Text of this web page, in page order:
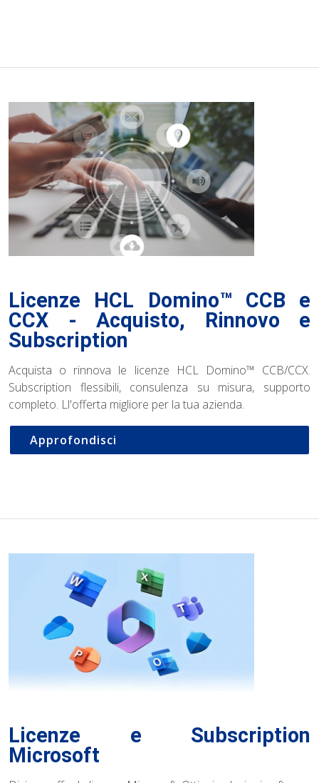
Licenze HCL Domino™ CCB e
CCX - Acquisto, Rinnovo e
Subscription
Acquista o rinnova le licenze HCL Domino™ CCB/CCX.
Subscription flessibili, consulenza su misura, supporto
completo. Ll'offerta migliore per la tua azienda.
Approfondisci
Licenze e Subscription
Microsoft